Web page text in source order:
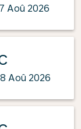
Aoû 2026
Aoû 2026